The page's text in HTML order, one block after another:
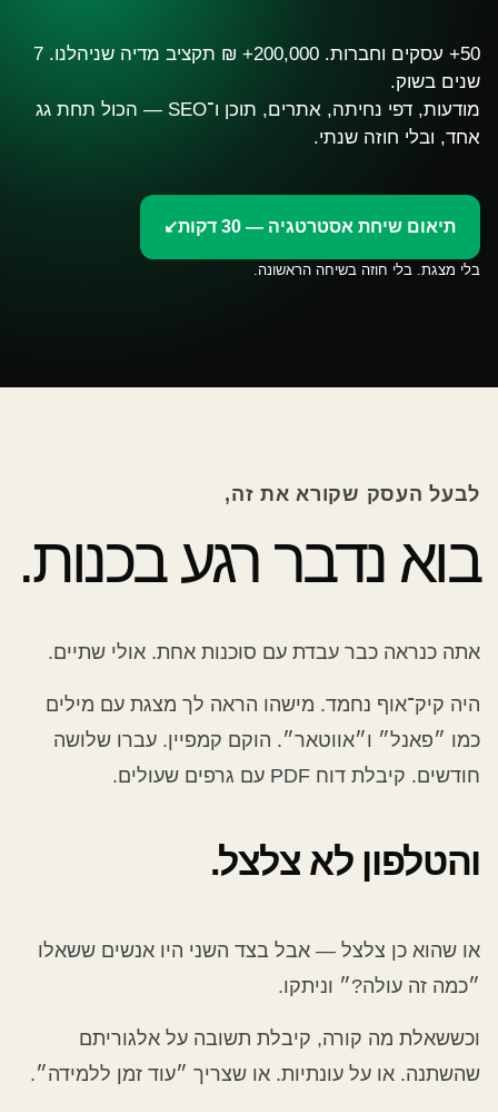
50+ עסקים וחברות. 200,000+ ₪ תקציב מדיה שניהלנו. 7
שנים בשוק.
מודעות, דפי נחיתה, אתרים, תוכן ו־SEO — הכול תחת גג
אחד, ובלי חוזה שנתי.
תיאום שיחת אסטרטגיה — 30 דקות ↙
בלי מצגת. בלי חוזה בשיחה הראשונה.
לבעל העסק שקורא את זה,
בוא נדבר רגע בכנות.
אתה כנראה כבר עבדת עם סוכנות אחת. אולי שתיים.
היה קיק־אוף נחמד. מישהו הראה לך מצגת עם מילים
כמו ״פאנל״ ו״אווטאר״. הוקם קמפיין. עברו שלושה
חודשים. קיבלת דוח PDF עם גרפים שעולים.
והטלפון לא צלצל.
או שהוא כן צלצל — אבל בצד השני היו אנשים ששאלו
״כמה זה עולה?״ וניתקו.
וכששאלת מה קורה, קיבלת תשובה על אלגוריתם
שהשתנה. או על עונתיות. או שצריך ״עוד זמן ללמידה״.